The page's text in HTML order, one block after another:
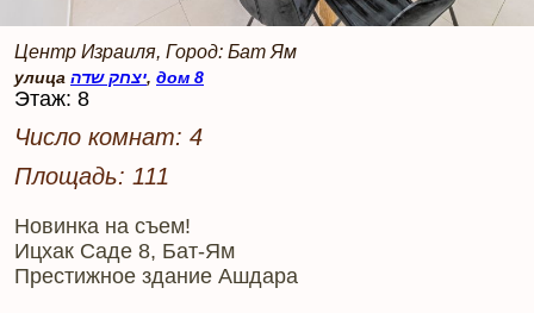
Центр Израиля, Город: Бат Ям
улица יצחק שדה, дом 8
Этаж: 8
Число комнат: 4
Площадь: 111
Новинка на съем!
Ицхак Саде 8, Бат-Ям
Престижное здание Ашдара